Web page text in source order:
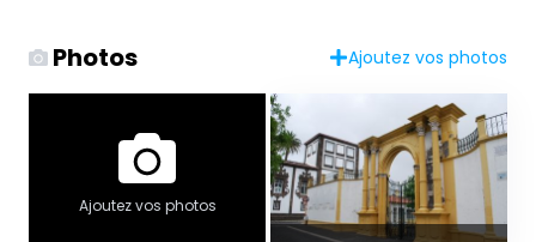
Photos Ajoutez vos photos
Ajoutez vos photos